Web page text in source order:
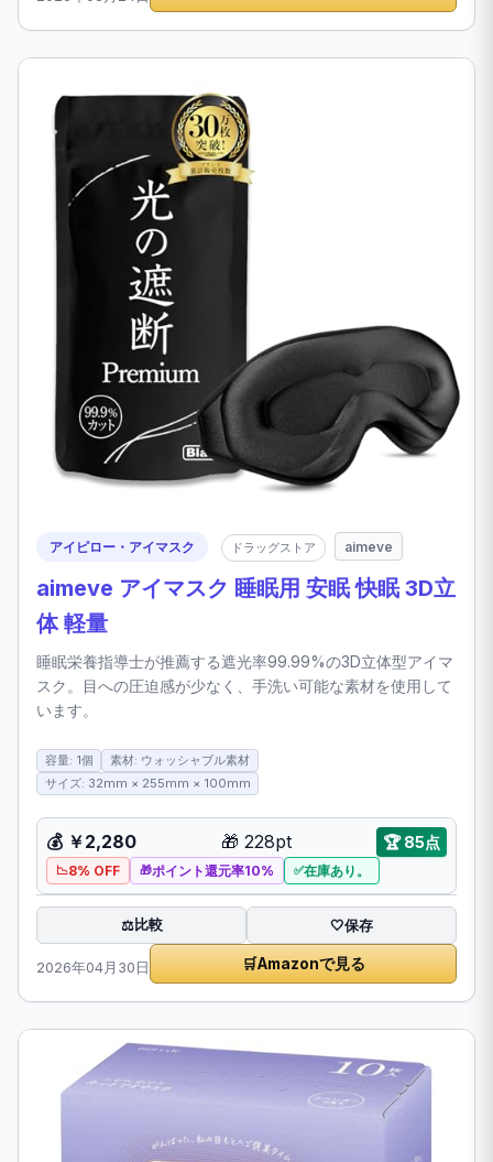
アイピロー・アイマスク ドラッグストア aimeve
aimeve アイマスク 睡眠用 安眠 快眠 3D立
体 軽量
睡眠栄養指導士が推薦する遮光率99.99%の3D立体型アイマ
スク。目への圧迫感が少なく、手洗い可能な素材を使用して
います。
容量: 1個
素材: ウォッシャブル素材
サイズ: 32mm × 255mm × 100mm
💰 ￥2,280 🎁 228pt 🏆85点
8% OFF ポイント還元率10% 在庫あり。
⚖️比較 🤍保存
2026年04月30日 🛒Amazonで見る